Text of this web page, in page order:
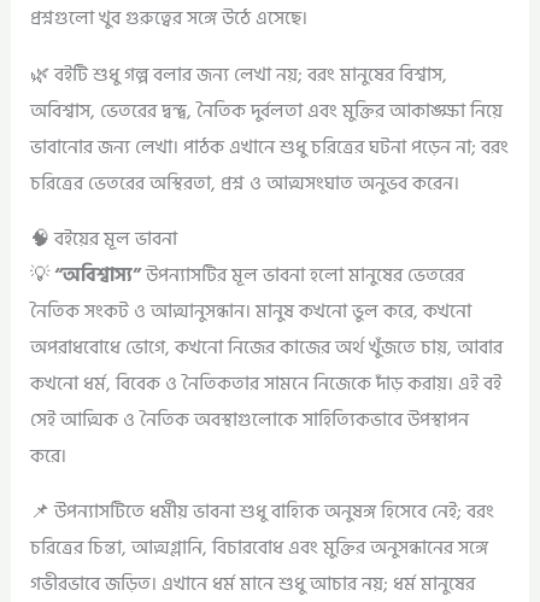
প্রশ্নগুলো খুব গুরুত্বের সঙ্গে উঠে এসেছে।
🌿 বইটি শুধু গল্প বলার জন্য লেখা নয়; বরং মানুষের বিশ্বাস,
অবিশ্বাস, ভেতরের দ্বন্দ্ব, নৈতিক দুর্বলতা এবং মুক্তির আকাঙ্ক্ষা নিয়ে
ভাবানোর জন্য লেখা। পাঠক এখানে শুধু চরিত্রের ঘটনা পড়েন না; বরং
চরিত্রের ভেতরের অস্থিরতা, প্রশ্ন ও আত্মসংঘাত অনুভব করেন।
🧠 বইয়ের মূল ভাবনা
💡“অবিশ্বাস্য”উপন্যাসটির মূল ভাবনা হলো মানুষের ভেতরের
নৈতিক সংকট ও আত্মানুসন্ধান। মানুষ কখনো ভুল করে, কখনো
অপরাধবোধে ভোগে, কখনো নিজের কাজের অর্থ খুঁজতে চায়, আবার
কখনো ধর্ম, বিবেক ও নৈতিকতার সামনে নিজেকে দাঁড় করায়। এই বই
সেই আত্মিক ও নৈতিক অবস্থাগুলোকে সাহিত্যিকভাবে উপস্থাপন
করে।
📌 উপন্যাসটিতে ধর্মীয় ভাবনা শুধু বাহ্যিক অনুষঙ্গ হিসেবে নেই; বরং
চরিত্রের চিন্তা, আত্মগ্লানি, বিচারবোধ এবং মুক্তির অনুসন্ধানের সঙ্গে
গভীরভাবে জড়িত। এখানে ধর্ম মানে শুধু আচার নয়; ধর্ম মানুষের